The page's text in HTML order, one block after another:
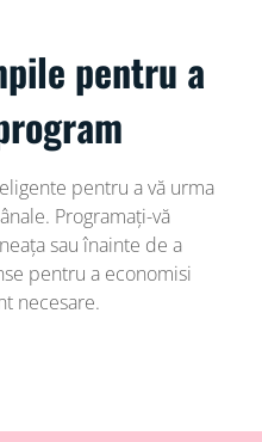
pentru a
pentru a vă urma
Programați-vă
sau înainte de a
pentru a economisi
necesare.